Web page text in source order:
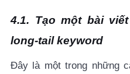
4.1. Tạo một bài
long-tail keyword
Đây là một trong những